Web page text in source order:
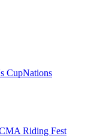
CupNations
Riding Fest